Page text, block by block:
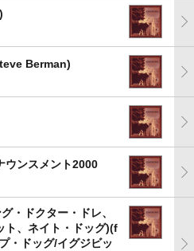
Berman)
ウンスメント2000
・ドクター・ドレ、
ト、ネイト・ドッグ)(f
・ドッグ/イグジビッ